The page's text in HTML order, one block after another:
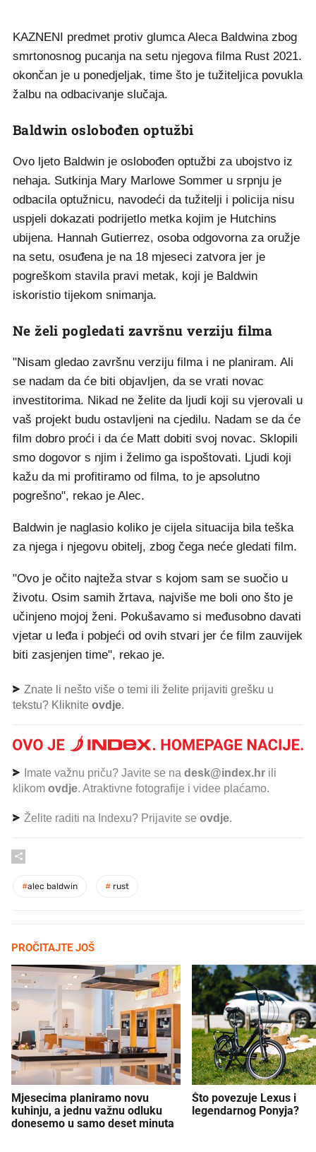
KAZNENI predmet protiv glumca Aleca Baldwina zbog
smrtonosnog pucanja na setu njegova filma Rust 2021.
okončan je u ponedjeljak, time što je tužiteljica povukla
žalbu na odbacivanje slučaja.
Baldwin oslobođen optužbi
Ovo ljeto Baldwin je oslobođen optužbi za ubojstvo iz
nehaja. Sutkinja Mary Marlowe Sommer u srpnju je
odbacila optužnicu, navodeći da tužitelji i policija nisu
uspjeli dokazati podrijetlo metka kojim je Hutchins
ubijena. Hannah Gutierrez, osoba odgovorna za oružje
na setu, osuđena je na 18 mjeseci zatvora jer je
pogreškom stavila pravi metak, koji je Baldwin
iskoristio tijekom snimanja.
Ne želi pogledati završnu verziju filma
"Nisam gledao završnu verziju filma i ne planiram. Ali
se nadam da će biti objavljen, da se vrati novac
investitorima. Nikad ne želite da ljudi koji su vjerovali u
vaš projekt budu ostavljeni na cjedilu. Nadam se da će
film dobro proći i da će Matt dobiti svoj novac. Sklopili
smo dogovor s njim i želimo ga ispoštovati. Ljudi koji
kažu da mi profitiramo od filma, to je apsolutno
pogrešno", rekao je Alec.
Baldwin je naglasio koliko je cijela situacija bila teška
za njega i njegovu obitelj, zbog čega neće gledati film.
"Ovo je očito najteža stvar s kojom sam se suočio u
životu. Osim samih žrtava, najviše me boli ono što je
učinjeno mojoj ženi. Pokušavamo si međusobno davati
vjetar u leđa i pobjeći od ovih stvari jer će film zauvijek
biti zasjenjen time", rekao je.
Znate li nešto više o temi ili želite prijaviti grešku u
tekstu? Kliknite ovdje.
Imate važnu priču? Javite se na desk@index.hr ili
klikom ovdje. Atraktivne fotografije i videe plaćamo.
Želite raditi na Indexu? Prijavite se ovdje.
#alec baldwin # rust
PROČITAJTE JOŠ
Mjesecima planiramo novu
kuhinju, a jednu važnu odluku
donesemo u samo deset minuta
Što povezuje Lexus i
legendarnog Ponyja?